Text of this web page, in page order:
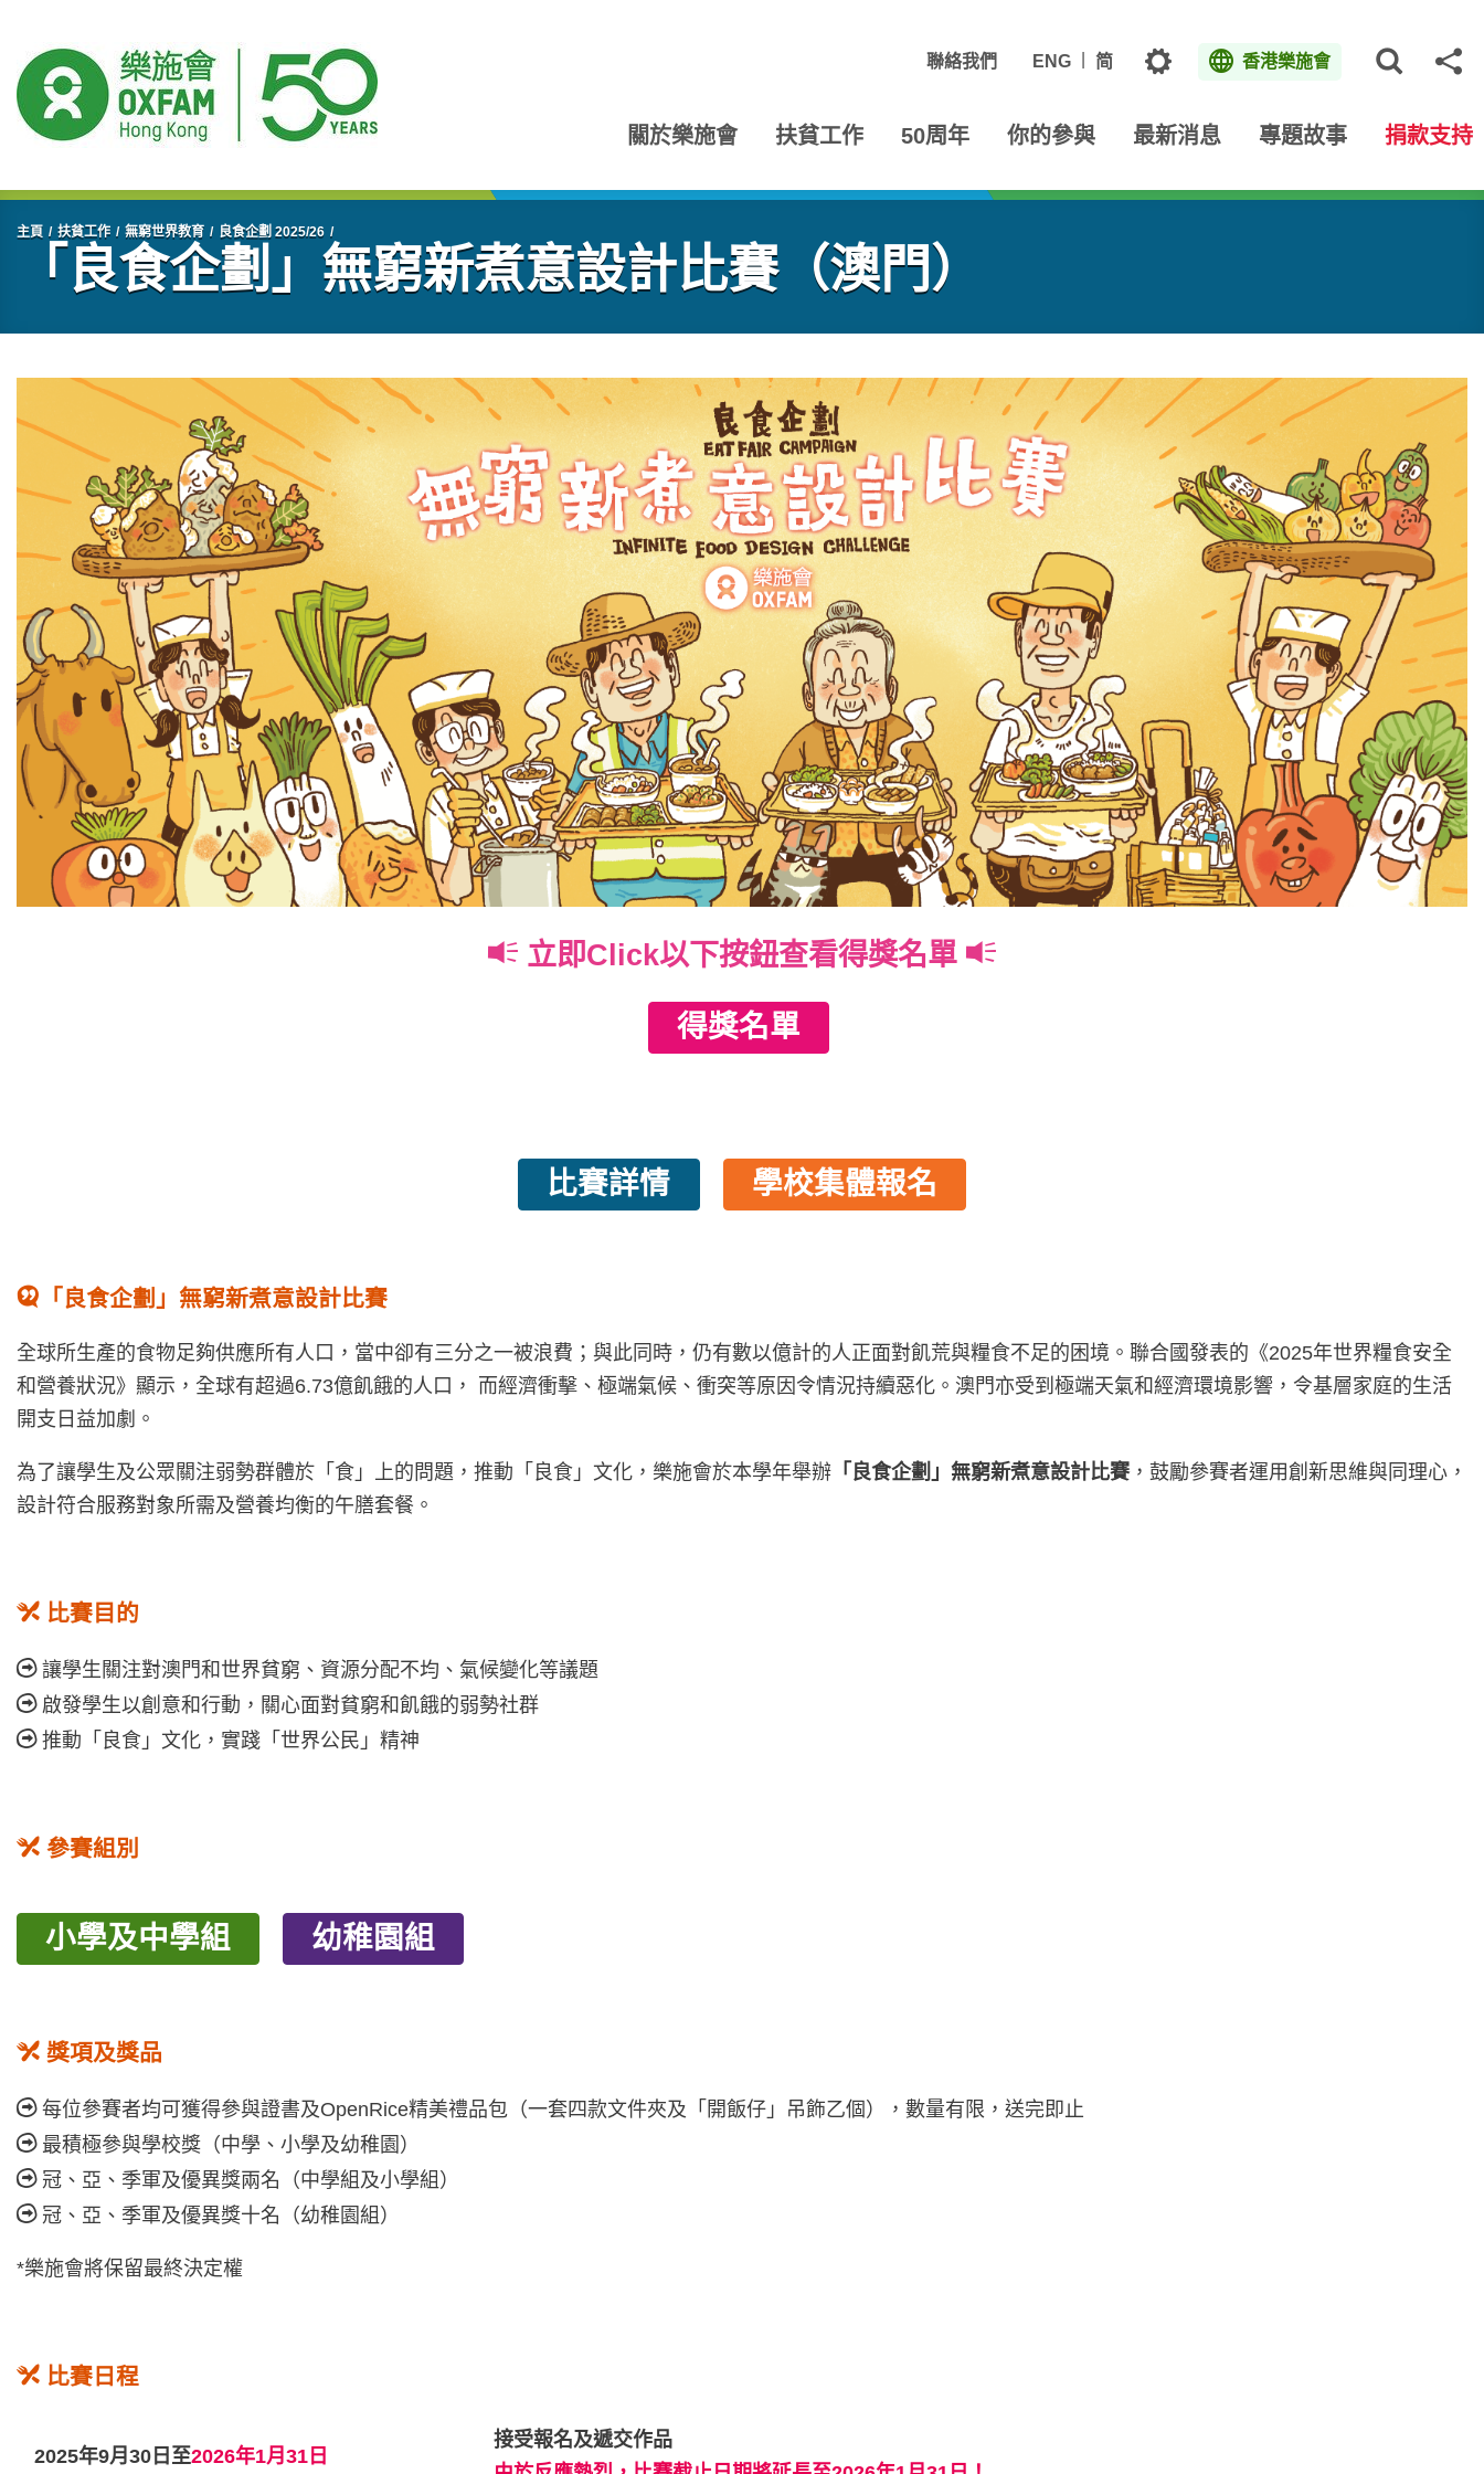
聯絡我們 ENG 简 主題 香港樂施會
關於樂施會 扶貧工作 50周年 你的參與 最新消息 專題故事 捐款支持
開始主要內容
主頁 扶貧工作 無窮世界教育 良食企劃 2025/26
「良食企劃」無窮新煮意設計比賽（澳門）
立即Click以下按鈕查看得獎名單
得獎名單
比賽詳情 學校集體報名
「良食企劃」無窮新煮意設計比賽
全球所生產的食物足夠供應所有人口，當中卻有三分之一被浪費；與此同時，仍有數以億計的人正面對飢荒與糧食不足的困境。聯合國發表的《2025年世界糧食安全
和營養狀況》顯示，全球有超過6.73億飢餓的人口， 而經濟衝擊、極端氣候、衝突等原因令情況持續惡化。澳門亦受到極端天氣和經濟環境影響，令基層家庭的生活
開支日益加劇。
為了讓學生及公眾關注弱勢群體於「食」上的問題，推動「良食」文化，樂施會於本學年舉辦 「良食企劃」無窮新煮意設計比賽，鼓勵參賽者運用創新思維與同理心，
設計符合服務對象所需及營養均衡的午膳套餐。
比賽目的
讓學生關注對澳門和世界貧窮、資源分配不均、氣候變化等議題
啟發學生以創意和行動，關心面對貧窮和飢餓的弱勢社群
推動「良食」文化，實踐「世界公民」精神
參賽組別
小學及中學組 幼稚園組
獎項及獎品
每位參賽者均可獲得參與證書及OpenRice精美禮品包（一套四款文件夾及「開飯仔」吊飾乙個），數量有限，送完即止
最積極參與學校獎（中學、小學及幼稚園）
冠、亞、季軍及優異獎兩名（中學組及小學組）
冠、亞、季軍及優異獎十名（幼稚園組）
*樂施會將保留最終決定權
比賽日程
2025年9月30日至2026年1月31日
接受報名及遞交作品